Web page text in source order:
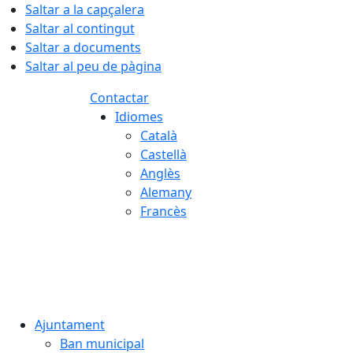
Saltar a la capçalera
Saltar al contingut
Saltar a documents
Saltar al peu de pàgina
Contactar
Idiomes
Català
Castellà
Anglès
Alemany
Francès
Ajuntament
Ban municipal